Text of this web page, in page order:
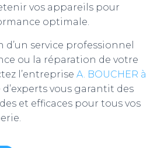
vos appareils pour
optimale.
d’un service professionnel
ou la réparation de votre
l’entreprise A. BOUCHER à
vous garantit des
et efficaces pour tous vos